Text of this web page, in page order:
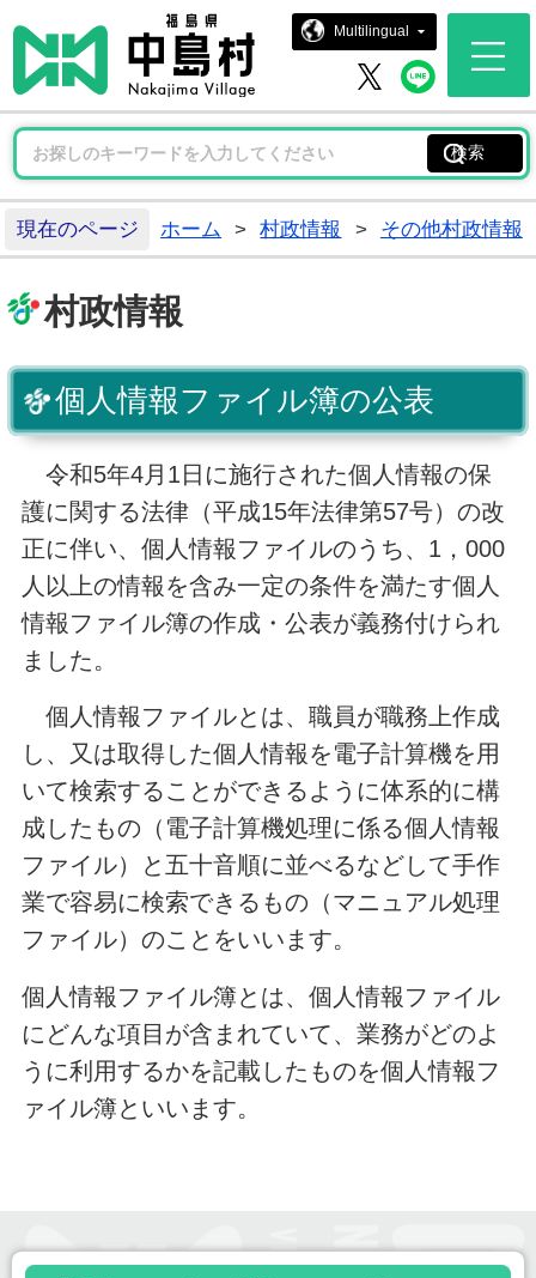
中島村ホ
Multilingual
中島村 X中島
現在のページ ホーム > 村政情報 > その他村政情報
村政情報
個人情報ファイル簿の公表
令和5年4月1日に施行された個人情報の保
護に関する法律（平成15年法律第57号）の改
正に伴い、個人情報ファイルのうち、1，000
人以上の情報を含み一定の条件を満たす個人
情報ファイル簿の作成・公表が義務付けられ
ました。
個人情報ファイルとは、職員が職務上作成
し、又は取得した個人情報を電子計算機を用
いて検索することができるように体系的に構
成したもの（電子計算機処理に係る個人情報
ファイル）と五十音順に並べるなどして手作
業で容易に検索できるもの（マニュアル処理
ファイル）のことをいいます。
個人情報ファイル簿とは、個人情報ファイル
にどんな項目が含まれていて、業務がどのよ
うに利用するかを記載したものを個人情報フ
ァイル簿といいます。